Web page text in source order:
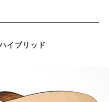
イブリッド